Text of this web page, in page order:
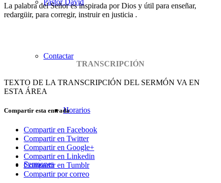
Pastor David
Contactar
Horarios
Sermones
La palabra del Señor es inspirada por Dios y útil para enseñar,
redargüir, para corregir, instruir en justicia .
TRANSCRIPCIÓN
TEXTO DE LA TRANSCRIPCIÓN DEL SERMÓN VA EN
ESTA ÁREA
Compartir esta entrada
Compartir en Facebook
Compartir en Twitter
Compartir en Google+
Compartir en Linkedin
Compartir en Tumblr
Compartir por correo